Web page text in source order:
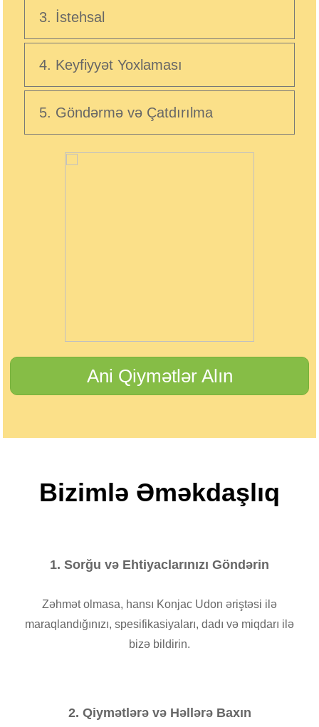
3. İstehsal
4. Keyfiyyət Yoxlaması
5. Göndərmə və Çatdırılma
Ani Qiymətlər Alın
Bizimlə Əməkdaşlıq
1. Sorğu və Ehtiyaclarınızı Göndərin
Zəhmət olmasa, hansı Konjac Udon əriştəsi ilə
maraqlandığınızı, spesifikasiyaları, dadı və miqdarı ilə
bizə bildirin.
2. Qiymətlərə və Həllərə Baxın